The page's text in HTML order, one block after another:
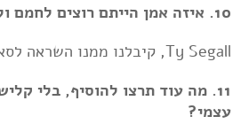
10. איזה אמן הייתם רוצים לחמם ולמה?
Ty Segall, קיבלנו ממנו השראה לסאונד של האיפי.
11. מה עוד תרצו להוסיף, בלי
עצמי?